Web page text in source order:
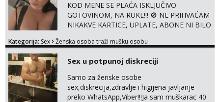
KOD MENE SE PLAĆA ISKLJUČIVO
GOTOVINOM, NA RUKE!!! 🚫 NE PRIHVAĆAM
NIKAKVE KARTICE, UPLATE, ABONE NI BILO
SAMO GOTOVINA!!! Moje fotografije su
za dopisivanja Za dogovor mi piši direktno na
WhatsApp – ako znaš što želiš, bit će ti
nagrađeno.
Kategorija: Sex Ženska osoba traži mušku osobu
Sex u potpunoj diskreciji
Samo za ženske osobe
sex,diskrecija,zdravlje i higijena javljanje
preko WhatsApp,Viber!!!Ja sam muškarac 40